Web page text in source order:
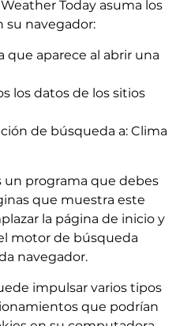
Today asuma los
su navegador:
que aparece al abrir una
los datos de los sitios
de búsqueda a: Clima
un programa que debes
que muestra este
la página de inicio y
motor de búsqueda
navegador.
impulsar varios tipos
que podrían